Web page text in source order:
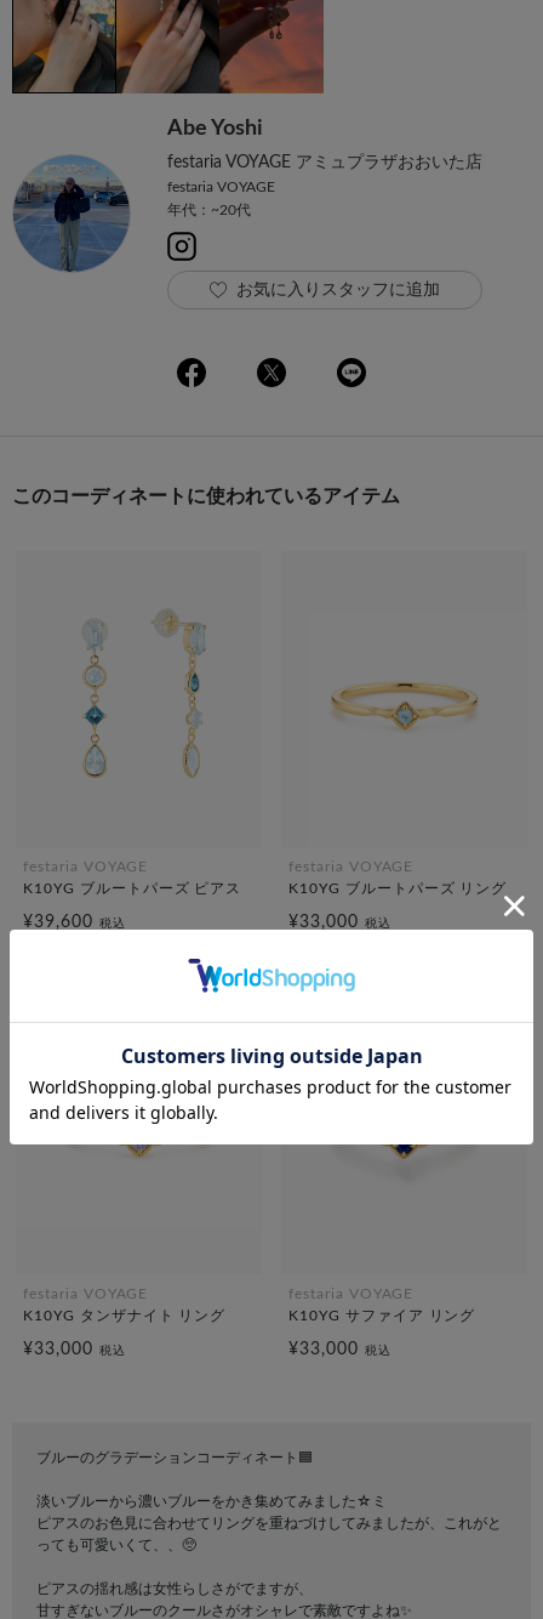
Abe Yoshi
festaria VOYAGE アミュプラザおおいた店
festaria VOYAGE
年代：~20代
お気に入りスタッフに追加
このコーディネートに使われているアイテム
festaria VOYAGE
K10YG ブルートパーズ ピアス
¥39,600 税込
festaria VOYAGE
K10YG ブルートパーズ リング
¥33,000 税込
festaria VOYAGE
K10YG タンザナイト リング
¥33,000 税込
festaria VOYAGE
K10YG サファイア リング
¥33,000 税込
ブルーのグラデーションコーディネート🟦
淡いブルーから濃いブルーをかき集めてみました☆ミ
ピアスのお色見に合わせてリングを重ねづけしてみましたが、これがと
っても可愛いくて、、🥺
ピアスの揺れ感は女性らしさがでますが、
甘すぎないブルーのクールさがオシャレで素敵ですよね✨